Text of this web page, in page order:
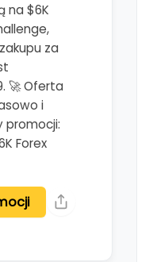
na $6K
za
🚀 Oferta
i
promocji:
Forex